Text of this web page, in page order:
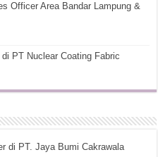
Officer Area Bandar Lampung &
PT Nuclear Coating Fabric
di PT. Jaya Bumi Cakrawala